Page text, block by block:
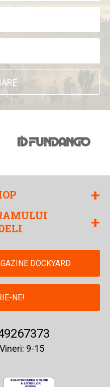
+
+
DOCKYARD
9-15
NE!